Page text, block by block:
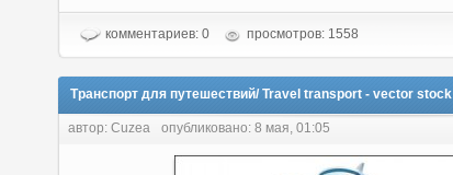
комментариев: 0 просмотров: 1558
Транспорт для путешествий/ Travel transport - vector stock
автор: Cuzea опубликовано: 8 мая, 01:05